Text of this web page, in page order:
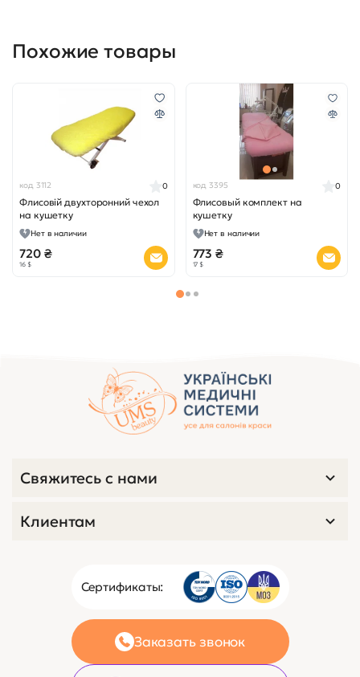
Похожие товары
код 3112
Флисовій двухторонний чехол
на кушетку
0
Нет в наличии
720 ₴
16 $
код 3395
Флисовый комплект на
кушетку
0
Нет в наличии
773 ₴
17 $
Сертификаты:
Заказать звонок
Свяжитесь с нами
Клиентам